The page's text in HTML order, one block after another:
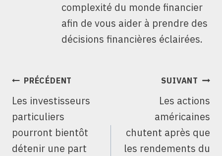
complexité du monde financier
afin de vous aider à prendre des
décisions financières éclairées.
NAVIGATION
L’ARTICLE
PRÉCÉDENT
Les investisseurs
particuliers
pourront bientôt
détenir une part
SUIVANT
Les actions
américaines
chutent après que
les rendements du